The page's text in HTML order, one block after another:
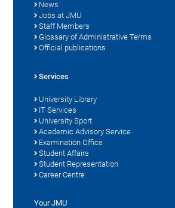
News
Jobs at JMU
Staff Members
Glossary of Administrative Terms
Official publications
Services
University Library
IT Services
University Sport
Academic Advisory Service
Examination Office
Student Affairs
Student Representation
Career Centre
Your JMU